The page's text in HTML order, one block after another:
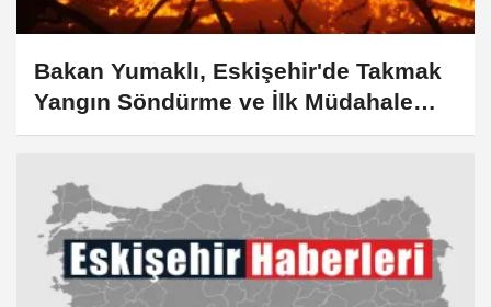
Bakan Yumaklı, Eskişehir'de Takmak
Yangın Söndürme ve İlk Müdahale
Ekip Binası açılışında konuştu